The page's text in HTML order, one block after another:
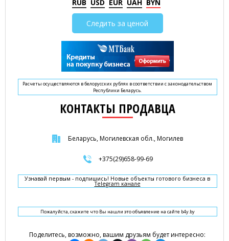
RUB USD EUR UAH BYN
Следить за ценой
Расчеты осуществляются в белорусских рублях в соответствии с законодательством
Республики Беларусь.
КОНТАКТЫ ПРОДАВЦА
Беларусь, Могилевская обл., Могилев
+375(29)658-99-69
Узнавай первым - подпишись! Новые объекты готового бизнеса в
Telegram канале
Пожалуйста, скажите что Вы нашли это объявление на сайте b4y.by
Поделитесь, возможно, вашим друзьям будет интересно: